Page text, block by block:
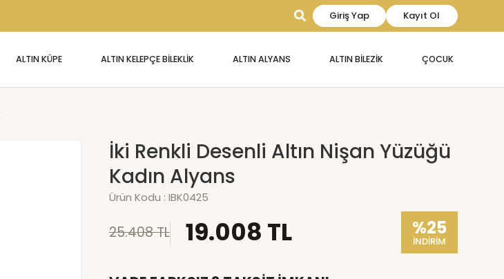
Giriş Yap Kayıt Ol
ALTIN KÜPE ALTIN KELEPÇE BİLEKLİK ALTIN ALYANS ALTIN BİLEZİK ÇOCUK
İki Renkli Desenli Altın Nişan Yüzüğü
Kadın Alyans
Ürün Kodu : IBK0425
25.408 TL 19.008 TL %25
İNDİRİM